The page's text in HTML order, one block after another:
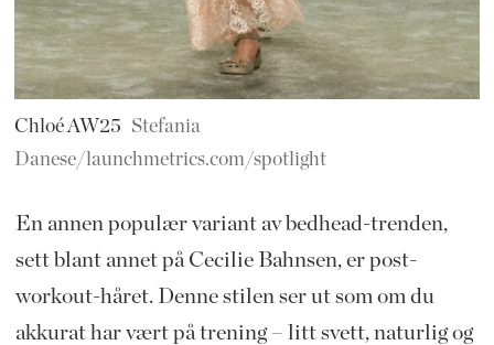
Chloé AW25
Stefania
Danese/launchmetrics.com/spotlight
En annen populær variant av bedhead-trenden,
sett blant annet på Cecilie Bahnsen, er post-
workout-håret. Denne stilen ser ut som om du
akkurat har vært på trening – litt svett, naturlig og